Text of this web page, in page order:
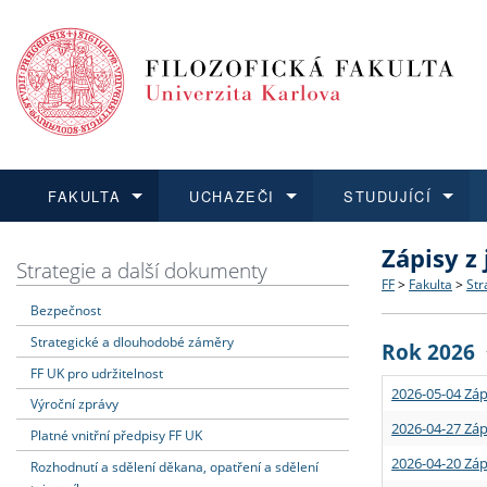
FAKULTA
Dozvědět se více
Struktura
Strategie
Podpora
UCHAZEČI
Podat přihlášku
Co
Učitelské
STUDUJÍCÍ
Dozvědět se více
Rigorózní
Dozvědět se více
O vědě a
Granty a
Dozvědět se více
Aktuální
Strategie a další dokumenty
Bezpečnost
Strategické a dlouhodobé záměry
FF UK pro udržitelnost
Výroční zprávy
Platné vnitřní předpisy FF UK
Rozhodnutí a sdělení děkana, opatření a sdělení
Zápisy
FF > Fakulta >
Rok 2026
2026-05-04
2026-04-27
2026-04-20